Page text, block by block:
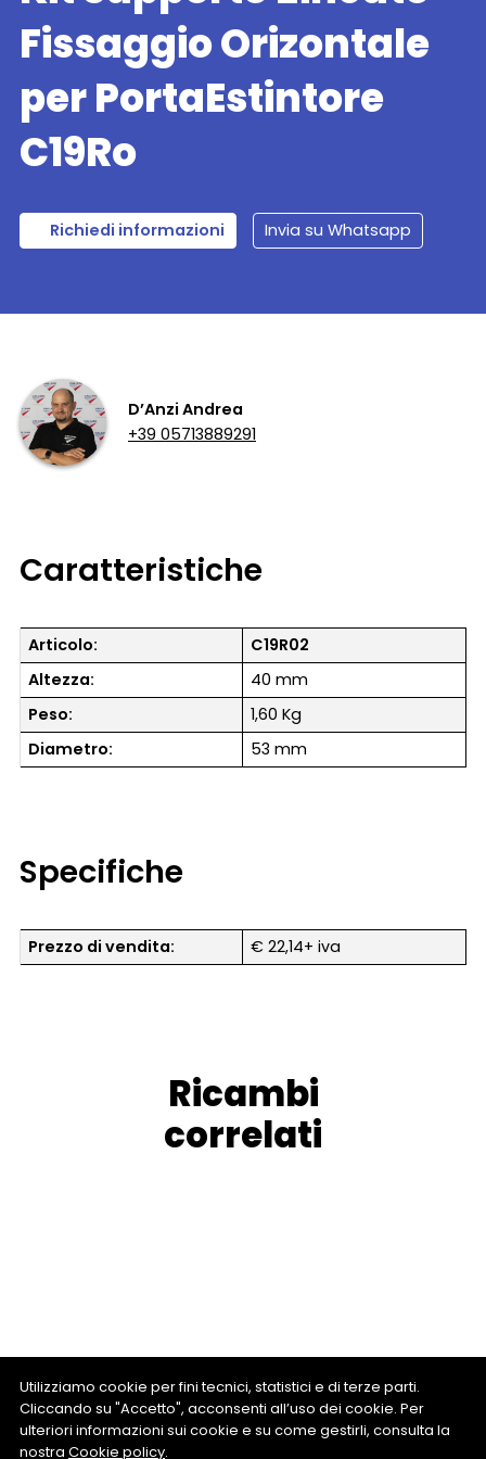
Fissaggio Orizontale
per PortaEstintore
C19Ro
Richiedi informazioni Invia su Whatsapp
D’Anzi Andrea
+39 05713889291
Caratteristiche
Articolo:
C19R02
Altezza:
40 mm
Peso:
1,60 Kg
Diametro:
53 mm
Specifiche
Prezzo di vendita: € 22,14+ iva
Ricambi
correlati
Utilizziamo cookie per fini tecnici, statistici e di terze parti.
Cliccando su "Accetto", acconsenti all’uso dei cookie. Per
ulteriori informazioni sui cookie e su come gestirli, consulta la
nostra Cookie policy.